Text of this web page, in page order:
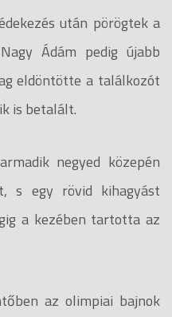
után pörögtek a
Ádám pedig újabb
eldöntötte a találkozót
is betalált.
negyed közepén
s egy rövid kihagyást
a kezében tartotta az
az olimpiai bajnok